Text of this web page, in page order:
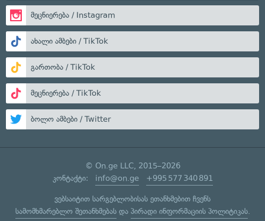
მეცნიერება / Instagram
ახალი ამბები / TikTok
გართობა / TikTok
მეცნიერება / TikTok
ბოლო ამბები / Twitter
© On.ge LLC, 2015–2026
კონტაქტი: info@on.ge +995 577 340 891
ვებსაიტით სარგებლობისას ეთანხმებით ჩვენს
სამომხმარებლო შეთანხმებასდა პირადი ინფორმაციის პოლიტიკას.